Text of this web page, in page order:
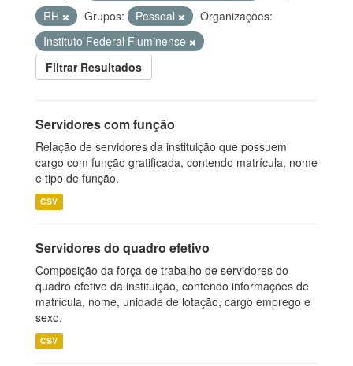
RH
Grupos: Pessoal
Organizações:
Instituto Federal Fluminense
Filtrar Resultados
Servidores com função
Relação de servidores da instituição que possuem
cargo com função gratificada, contendo matrícula, nome
e tipo de função.
CSV
Servidores do quadro efetivo
Composição da força de trabalho de servidores do
quadro efetivo da instituição, contendo informações de
matrícula, nome, unidade de lotação, cargo emprego e
sexo.
CSV